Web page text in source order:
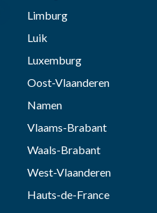
Limburg
Luik
Luxemburg
Oost-Vlaanderen
Namen
Vlaams-Brabant
Waals-Brabant
West-Vlaanderen
Hauts-de-France